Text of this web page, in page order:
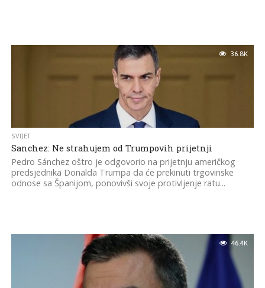
36.8K
SVIJET
Sanchez: Ne strahujem od Trumpovih prijetnji
Pedro Sánchez oštro je odgovorio na prijetnju američkog
predsjednika Donalda Trumpa da će prekinuti trgovinske
odnose sa Španijom, ponovivši svoje protivljenje ratu...
46.4K